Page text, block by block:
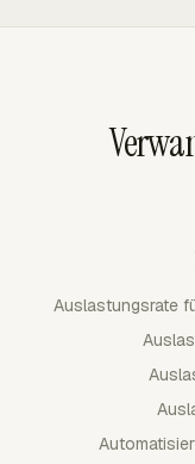
Auslastungsrate